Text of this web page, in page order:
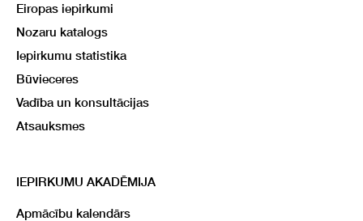
Eiropas iepirkumi
Nozaru katalogs
Iepirkumu statistika
Būvieceres
Vadība un konsultācijas
Atsauksmes
IEPIRKUMU AKADĒMIJA
Apmācību kalendārs